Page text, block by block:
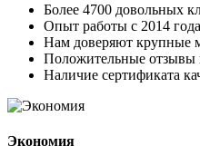
Более 4700 довольных
Опыт работы с 2014 года
Нам доверяют крупные
Положительные отзывы
Наличие сертификата
Экономия